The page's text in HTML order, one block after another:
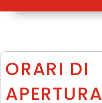
ORARI DI
APERTURA